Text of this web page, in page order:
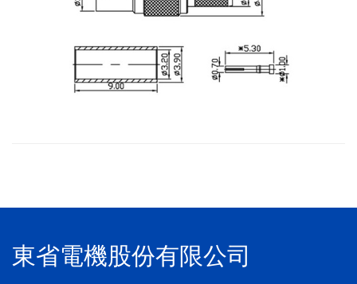
東省電機股份有限公司